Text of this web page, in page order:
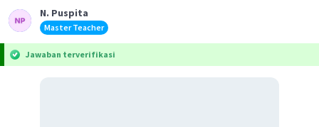
N. Puspita
Master Teacher
Jawaban terverifikasi